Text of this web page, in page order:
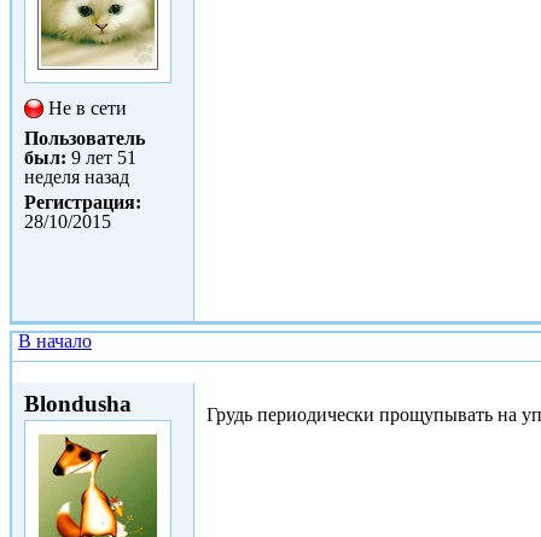
Не в сети
Пользователь
был: 9 лет 51
неделя назад
Регистрация:
28/10/2015
В начало
Blondusha Грудь периодически прощупывать на